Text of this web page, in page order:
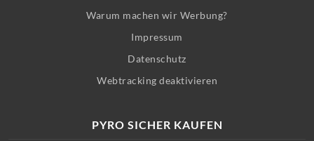
Warum machen wir Werbung?
Impressum
Datenschutz
Webtracking deaktivieren
PYRO SICHER KAUFEN